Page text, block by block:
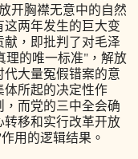
开胸襟无意中的自然
两年发生的巨大变
，即批判了对毛泽
理的唯一标准"，解放
大量冤假错案的意
所起的决定性作
而党的三中全会确
移和实行改革开放
用的逻辑结果。